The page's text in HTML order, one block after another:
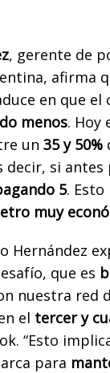
, gerente de
afirma
en que el
menos. Hoy
un 35 y 50%
decir, si antes
5.
muy
Hernández
que es
nuestra red
el tercer y
“Esto
para